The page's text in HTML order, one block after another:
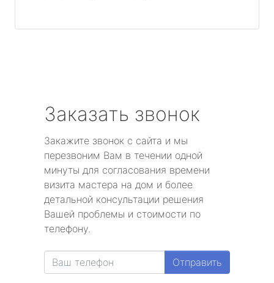
Заказать звонок
Закажите звонок с сайта и мы
перезвоним Вам в течении одной
минуты для согласования времени
визита мастера на дом и более
детальной консультации решения
Вашей проблемы и стоимости по
телефону.
Отправить